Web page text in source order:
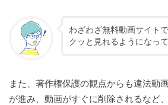
わざわざ無料動画サイト
クッと見れるようになっ
また、著作権保護の観点からも違法動
が進み、動画がすぐに削除されるなど